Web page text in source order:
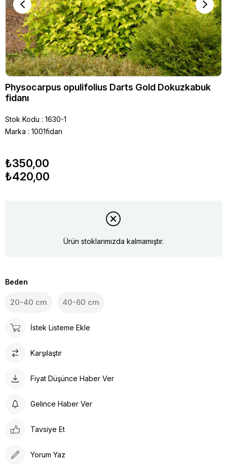
Physocarpus opulifolius Darts Gold Dokuzkabuk
fidanı
Stok Kodu
1630-1
Marka : 1001fidan
₺350,00
₺420,00
Ürün stoklarımızda kalmamıştır.
Beden
20-40 cm 40-60 cm
İstek Listeme Ekle
Karşılaştır
Fiyat Düşünce Haber Ver
Gelince Haber Ver
Tavsiye Et
Yorum Yaz